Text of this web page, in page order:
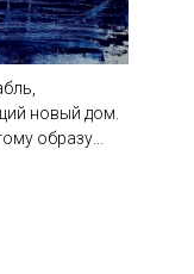
новый дом.
образу...